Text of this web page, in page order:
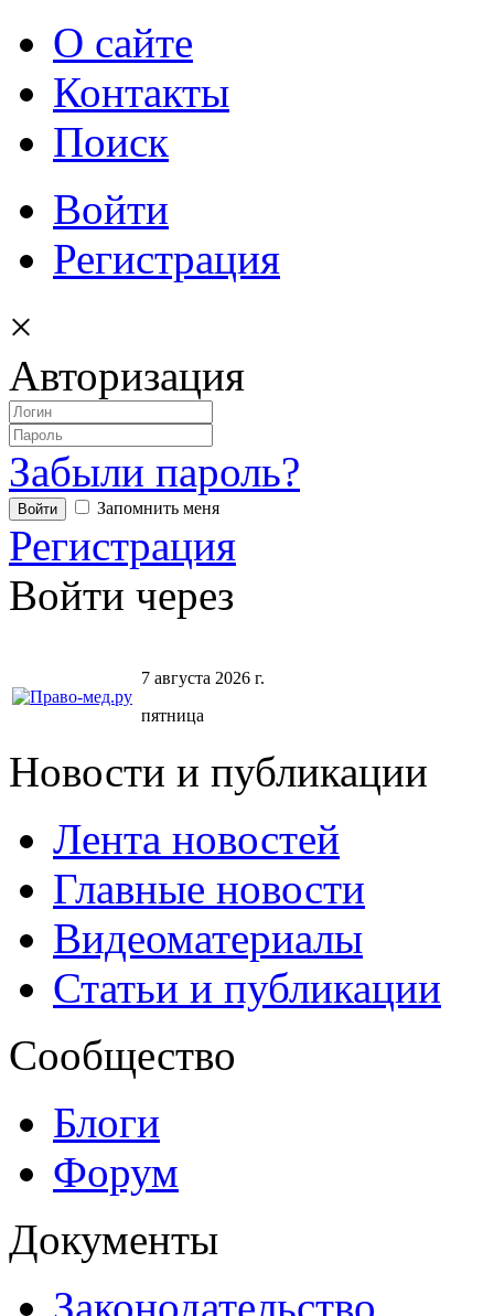
О сайте
Контакты
Поиск
Войти
Регистрация
×
Авторизация
Забыли пароль?
Запомнить меня
Регистрация
Войти через
7 августа 2026 г.
пятница
Новости и публикации
Лента новостей
Главные новости
Видеоматериалы
Статьи и публикации
Сообщество
Блоги
Форум
Документы